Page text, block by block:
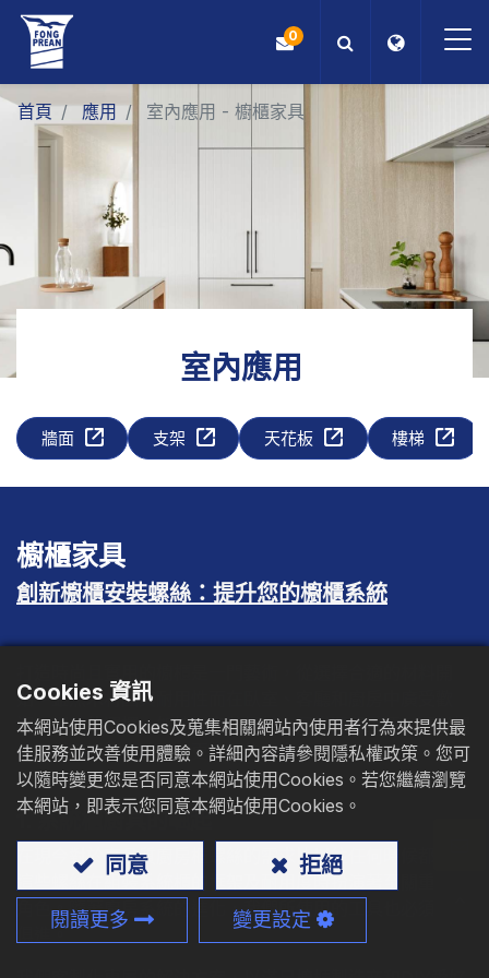
OEM/ODM
應用
部落格
聯絡我們
0
首頁 應用 室內應用 - 櫥櫃家具
室內應用
牆面 支架 天花板 樓梯
櫥櫃家具
創新櫥櫃安裝螺絲：提升您的櫥櫃系統
始。雖然木材因其耐用性而在臥室、客廳和廚房中廣受歡
迎，螺絲的選擇，如櫥櫃安裝螺絲，同樣至關重要。選對螺
絲不僅可以節省時間，更能節約成本。
1. 系統櫃廚具的崛起
在現今對於高品質廚房櫃螺絲的需求比以往任何時候都高。
這些螺絲在組裝系統櫃的框架及耐用度時扮演著至關重要的
角色。隨著廚房系統的進化，我們所使用的工具也必須與時
俱進。
Cookies 資訊
本網站使用Cookies及蒐集相關網站內使用者行為來提供最
佳服務並改善使用體驗。詳細內容請參閱隱私權政策。您可
以隨時變更您是否同意本網站使用Cookies。若您繼續瀏覽
本網站，即表示您同意本網站使用Cookies。
同意 拒絕
閱讀更多 變更設定